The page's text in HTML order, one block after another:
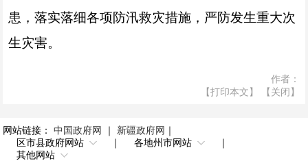
患，落实落细各项防汛救灾措施，严防发生重大次
生灾害。
作者：
【打印本文】
【关闭】
网站链接： 中国政府网 ｜ 新疆政府网 ｜
区市县政府网站
｜ 各地州市网站
｜
其他网站